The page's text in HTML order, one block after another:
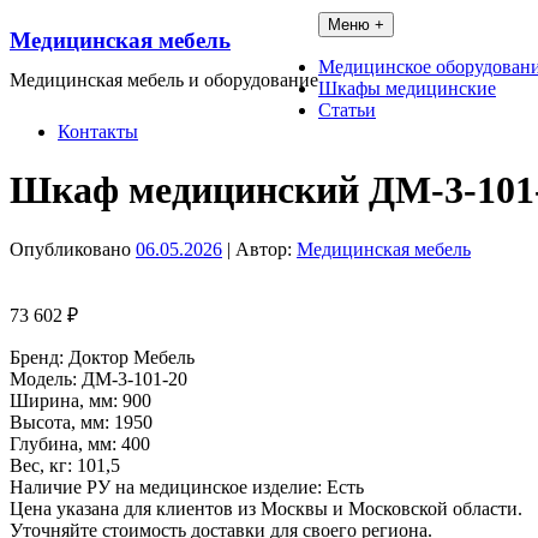
к
Медицинская мебель
Медицинская мебель и оборудование
Меню +
Медицинское
Шкафы медицинские
Статьи
Контакты
Шкаф медицинский ДМ-3-
Опубликовано 06.05.2026 | Автор: Медицинская мебель
73 602 ₽
Бренд: Доктор Мебель
Модель: ДМ-3-101-20
Ширина, мм: 900
Высота, мм: 1950
Глубина, мм: 400
Вес, кг: 101,5
Наличие РУ на медицинское изделие: Есть
Цена указана для клиентов из Москвы и Московской области.
Уточняйте стоимость доставки для своего региона.